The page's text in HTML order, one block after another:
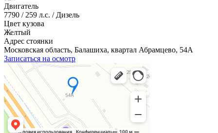
Двигатель
7790 / 259 л.с. / Дизель
Цвет кузова
Желтый
Адрес стоянки
Московская область, Балашиха, квартал Абрамцево, 54А
Записаться на осмотр